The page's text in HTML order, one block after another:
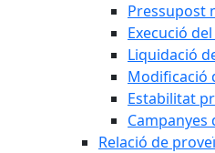
Pressupost
Execució
Liquidació
Modificació
Estabilitat
Relació de